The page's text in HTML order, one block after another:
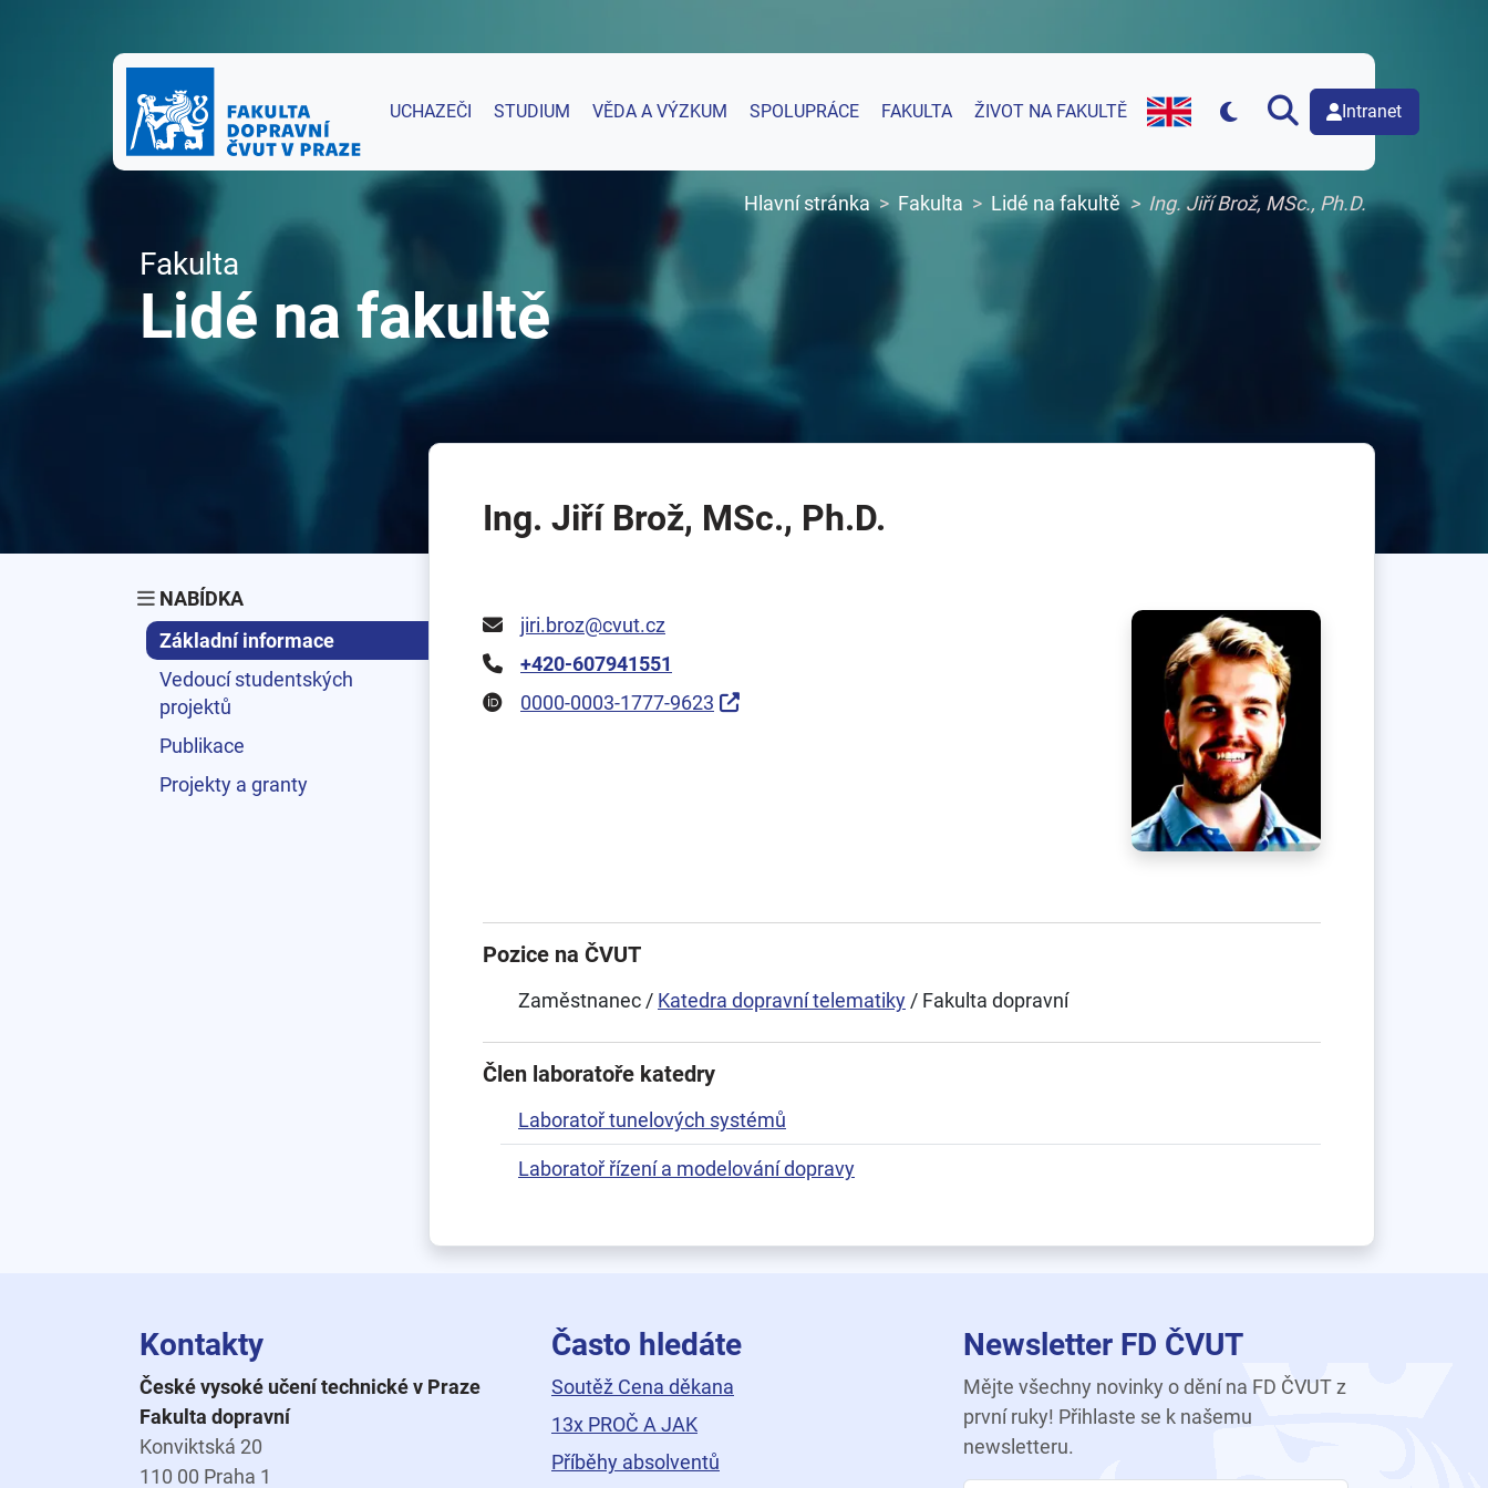
UCHAZEČI STUDIUM VĚDA A VÝZKUM SPOLUPRÁCE FAKULTA ŽIVOT NA FAKULTĚ
English version of web page
Intranet
Hlavní stránka Fakulta Lidé na fakultě Ing. Jiří Brož, MSc., Ph.D.
Fakulta
Lidé na fakultě
NABÍDKA
Základní informace
Vedoucí studentských
projektů
Publikace
Projekty a granty
Ing. Jiří Brož, MSc., Ph.D.
jiri.broz@cvut.cz
+420-607941551
0000-0003-1777-9623
Pozice na ČVUT
Zaměstnanec / Katedra dopravní telematiky/ Fakulta dopravní
Člen laboratoře katedry
Laboratoř tunelových systémů
Laboratoř řízení a modelování dopravy
Kontakty
České vysoké učení technické v Praze
Fakulta dopravní
Konviktská 20
110 00 Praha 1
Často hledáte
Soutěž Cena děkana
13x PROČ A JAK
Příběhy absolventů
Newsletter FD ČVUT
Mějte všechny novinky o dění na FD ČVUT z
první ruky! Přihlaste se k našemu
newsletteru.